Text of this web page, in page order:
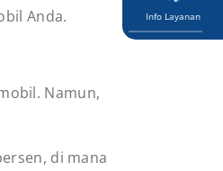
Info Layanan
Anda.
Namun,
di mana